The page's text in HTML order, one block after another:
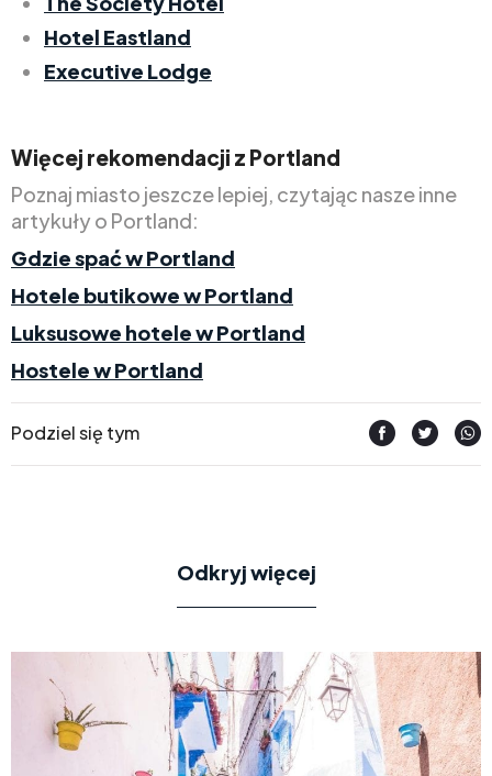
Hotel Eastland
Executive Lodge
Więcej rekomendacji z Portland
Poznaj miasto jeszcze lepiej, czytając nasze inne
artykuły o Portland:
Gdzie spać w Portland
Hotele butikowe w Portland
Luksusowe hotele w Portland
Hostele w Portland
Podziel się tym
Odkryj więcej